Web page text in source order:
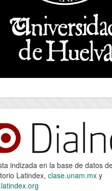
indizada en la base de datos
Latindex, clase.unam.mx y